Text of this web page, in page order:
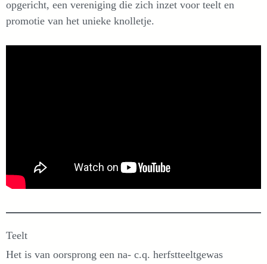
opgericht, een vereniging die zich inzet voor teelt en
promotie van het unieke knolletje.
Teelt
Het is van oorsprong een na- c.q. herfstteeltgewas